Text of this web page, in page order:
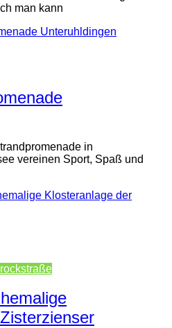
man kann
in
vereinen Sport, Spaß und